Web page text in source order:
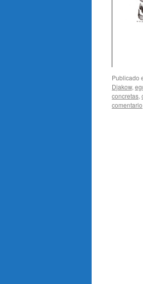
Publicado
Djakow,
concretas,
comentario